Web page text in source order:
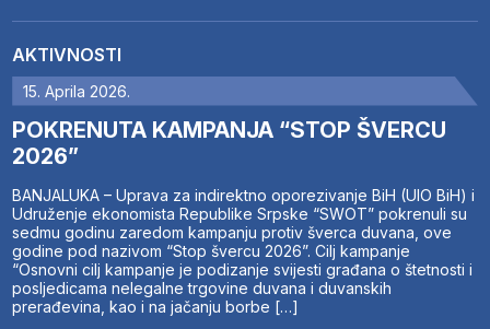
AKTIVNOSTI
15. Aprila 2026.
POKRENUTA KAMPANJA “STOP ŠVERCU
2026”
BANJALUKA – Uprava za indirektno oporezivanje BiH (UIO BiH) i
Udruženje ekonomista Republike Srpske “SWOT” pokrenuli su
sedmu godinu zaredom kampanju protiv šverca duvana, ove
godine pod nazivom “Stop švercu 2026”. Cilj kampanje
“Osnovni cilj kampanje je podizanje svijesti građana o štetnosti i
posljedicama nelegalne trgovine duvana i duvanskih
prerađevina, kao i na jačanju borbe […]